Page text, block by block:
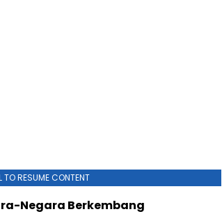
TO RESUME CONTENT
Negara Berkembang